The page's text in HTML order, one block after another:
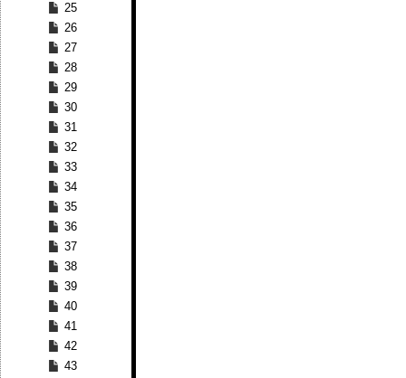
25
26
27
28
29
30
31
32
33
34
35
36
37
38
39
40
41
42
43